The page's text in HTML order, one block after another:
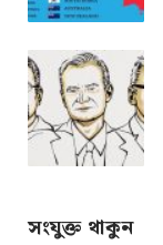
সংযুক্ত থাকুন